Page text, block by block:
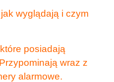
wyglądają i czym
posiadają
wraz z
alarmowe.